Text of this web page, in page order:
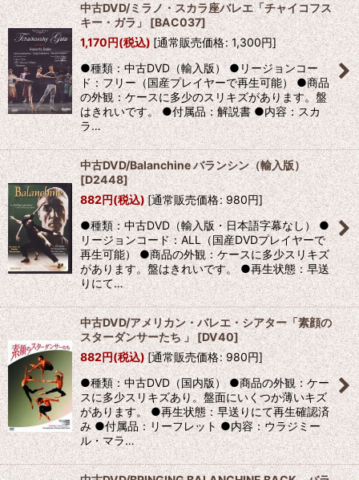
中古DVD/ミラノ・スカラ座バレエ「チャイコフス
キー・ガラ」[BAC037]
1,170円(税込)[通常販売価格: 1,300円]
●種類：中古DVD（輸入版） ●リージョンコー
ド：フリー（国産プレイヤーで再生可能） ●商品
の外観：ケースに多少のスリキズがあります。盤
はきれいです。 ●付属品：解説書 ●内容：スカ
ラ…
中古DVD/Balanchine バランシン（輸入版）
[D2448]
882円(税込) [通常販売価格: 980円]
●種類：中古DVD（輸入版・日本語字幕なし） ●
リージョンコード：ALL（国産DVDプレイヤーで
再生可能） ●商品の外観：ケースに多少スリキズ
があります。盤はきれいです。 ●再生状態：早送
りにて…
中古DVD/アメリカン・バレエ・シアター「素顔の
スターダンサーたち 」[DV40]
882円(税込)[通常販売価格: 980円]
●種類：中古DVD（国内版） ●商品の外観：ケー
スに多少スリキズあり。盤面にいくつか薄いキズ
があります。 ●再生状態：早送りにて再生確認済
み ●付属品：リーフレット ●内容：ウラジミー
ル・マラ…